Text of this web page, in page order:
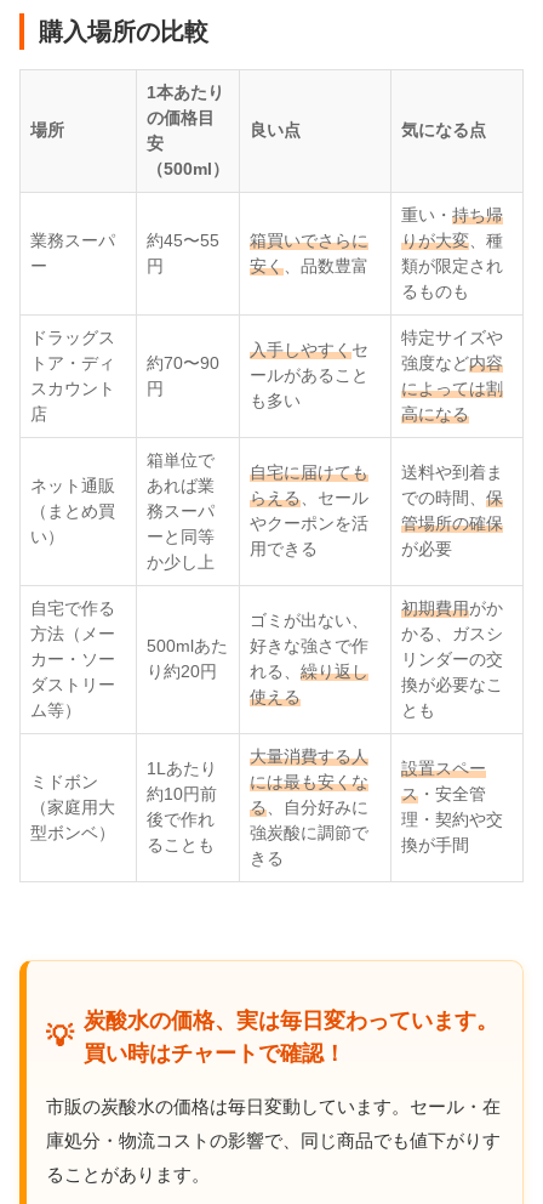
購入場所の比較
場所
1本あたり
の価格目
安
（500ml）
良い点 気になる点
業務スーパ
ー
約45〜55
円
箱買いでさらに
安く、品数豊富
重い・ 持ち帰
りが大変、種
類が限定され
るものも
ドラッグス
トア・ディ
スカウント
店
約70〜90
円
入手しやすくセ
ールがあること
も多い
特定サイズや
強度など内容
によっては割
高になる
ネット通販
（まとめ買
い）
箱単位で
あれば業
務スーパ
ーと同等
か少し上
自宅に届けても
らえる、セール
やクーポンを活
用できる
送料や到着ま
での時間、 保
管場所の確保
が必要
自宅で作る
方法（メー
カー・ソー
ダストリー
ム等）
500mlあた
り約20円
ゴミが出ない、
好きな強さで作
れる、 繰り返し
使える
初期費用がか
かる、ガスシ
リンダーの交
換が必要なこ
とも
ミドボン
（家庭用大
型ボンベ）
1Lあたり
約10円前
後で作れ
ることも
大量消費する人
には最も安くな
る、自分好みに
強炭酸に調節で
きる
設置スペー
ス ・安全管
理・契約や交
換が手間
💡
炭酸水の価格、実は毎日変わっています。
買い時はチャートで確認！
市販の炭酸水の価格は毎日変動しています。セール・在
庫処分・物流コストの影響で、同じ商品でも値下がりす
ることがあります。